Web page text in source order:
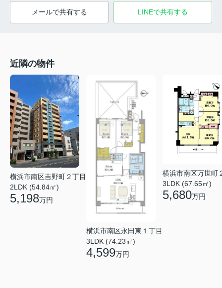
メールで共有する LINEで共有する
近隣の物件
横浜市南区吉野町２丁目
2LDK (54.84㎡)
5,198万円
横浜市南区永田東１丁目
3LDK (74.23㎡)
4,599万円
横浜市南区万世町
3LDK (67.65㎡)
5,680万円